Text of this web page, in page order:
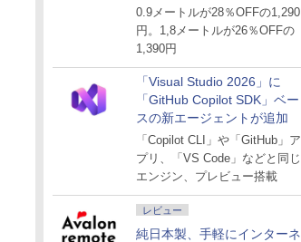
らし応援サマーSale】
0.9メートルが28％OFFの1,290
円。1,8メートルが26％OFFの
1,390円
「Visual Studio 2026」に
「GitHub Copilot SDK」ベー
スの新エージェントが追加
「Copilot CLI」や「GitHub」ア
プリ、「VS Code」などと同じ
エンジン、プレビュー搭載
レビュー
純日本製、手軽にインターネ